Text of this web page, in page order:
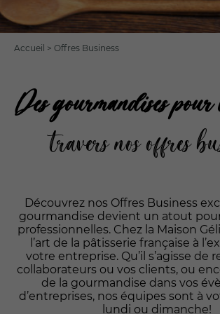
Accueil > Offres Business
Des gourmandises
travers nos offres
Découvrez nos Offres Business
gourmandise devient un atout
professionnelles. Chez la Maison
l’art de la pâtisserie française à
votre entreprise. Qu’il s’agisse de
collaborateurs ou vos clients, ou
de la gourmandise dans vos
d’entreprises, nos équipes sont à
lundi ou dimanche!